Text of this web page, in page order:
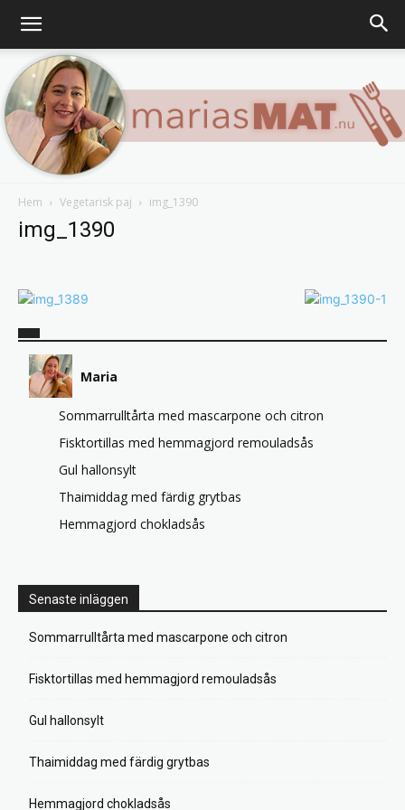
Hem Vegetarisk paj img_1390
img_1390
Maria
Sommarrulltårta med mascarpone och citron
Fisktortillas med hemmagjord remouladsås
Gul hallonsylt
Thaimiddag med färdig grytbas
Hemmagjord chokladsås
Senaste inläggen
Sommarrulltårta med mascarpone och citron
Fisktortillas med hemmagjord remouladsås
Gul hallonsylt
Thaimiddag med färdig grytbas
Hemmagjord chokladsås